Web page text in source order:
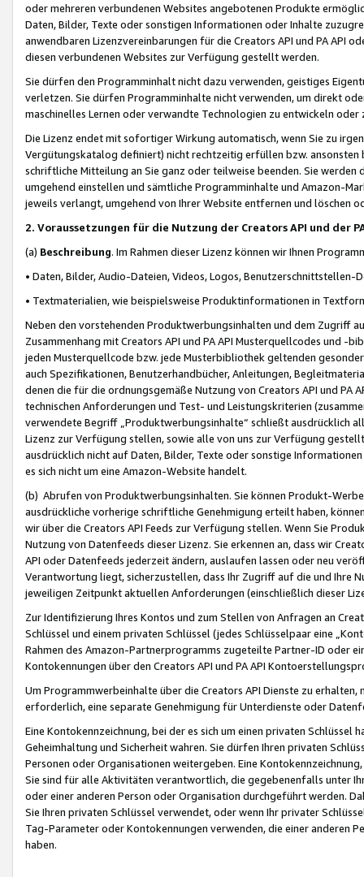
oder mehreren verbundenen Websites angebotenen Produkte
Daten, Bilder, Texte oder sonstigen Informationen oder Inhalte
anwendbaren Lizenzvereinbarungen für die Creators API und PA API
diesen verbundenen Websites zur Verfügung gestellt werden.
Sie dürfen den Programminhalt nicht dazu verwenden, geistiges
verletzen. Sie dürfen Programminhalte nicht verwenden, um direkt
maschinelles Lernen oder verwandte Technologien zu entwickeln
Die Lizenz endet mit sofortiger Wirkung automatisch, wenn Sie zu
Vergütungskatalog definiert) nicht rechtzeitig erfüllen bzw. ansonsten
schriftliche Mitteilung an Sie ganz oder teilweise beenden. Sie werden
umgehend einstellen und sämtliche Programminhalte und Amazon-
jeweils verlangt, umgehend von Ihrer Website entfernen und löschen
2. Voraussetzungen für die Nutzung der Creators API und der
(a) Beschreibung. Im Rahmen dieser Lizenz können wir Ihnen
• Daten, Bilder, Audio-Dateien, Videos, Logos, Benutzerschnittstellen-
• Textmaterialien, wie beispielsweise Produktinformationen in
Neben den vorstehenden Produktwerbungsinhalten und dem Zugriff
Zusammenhang mit Creators API und PA API Musterquellcodes und
jeden Musterquellcode bzw. jede Musterbibliothek geltenden
auch Spezifikationen, Benutzerhandbücher, Anleitungen,
denen die für die ordnungsgemäße Nutzung von Creators API und PA
technischen Anforderungen und Test- und Leistungskriterien
verwendete Begriff „Produktwerbungsinhalte“ schließt ausdrücklich
Lizenz zur Verfügung stellen, sowie alle von uns zur Verfügung
ausdrücklich nicht auf Daten, Bilder, Texte oder sonstige
es sich nicht um eine Amazon-Website handelt.
(b) Abrufen von Produktwerbungsinhalten. Sie können Produkt-
ausdrückliche vorherige schriftliche Genehmigung erteilt haben,
wir über die Creators API Feeds zur Verfügung stellen. Wenn Sie
Nutzung von Datenfeeds dieser Lizenz. Sie erkennen an, dass wir
API oder Datenfeeds jederzeit ändern, auslaufen lassen oder neu
Verantwortung liegt, sicherzustellen, dass Ihr Zugriff auf die und Ihre
jeweiligen Zeitpunkt aktuellen Anforderungen (einschließlich dieser
Zur Identifizierung Ihres Kontos und zum Stellen von Anfragen an
Schlüssel und einem privaten Schlüssel (jedes Schlüsselpaar eine
Rahmen des Amazon-Partnerprogramms zugeteilte Partner-ID oder
Kontokennungen über den Creators API und PA API
Um Programmwerbeinhalte über die Creators API Dienste zu
erforderlich, eine separate Genehmigung für Unterdienste oder
Eine Kontokennzeichnung, bei der es sich um einen privaten
Geheimhaltung und Sicherheit wahren. Sie dürfen Ihren privaten
Personen oder Organisationen weitergeben. Eine
Sie sind für alle Aktivitäten verantwortlich, die gegebenenfalls unter
oder einer anderen Person oder Organisation durchgeführt werden.
Sie Ihren privaten Schlüssel verwendet, oder wenn Ihr privater
Tag-Parameter oder Kontokennungen verwenden, die einer anderen
haben.